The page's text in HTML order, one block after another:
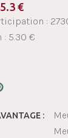
€
:
5.30 €
: